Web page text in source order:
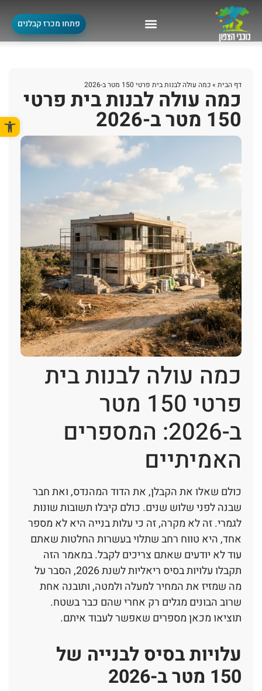
פתח
פתחו מכרז קבלנים
דף הבית »כמה עולה לבנות בית פרטי 150 מטר ב-2026
כמה עולה לבנות בית פרטי
150 מטר ב-2026
כמה עולה לבנות בית
פרטי 150 מטר
ב-2026: המספרים
האמיתיים
כולם שאלו את הקבלן, את הדוד המהנדס, ואת חבר
שבנה לפני שלוש שנים. כולם קיבלו תשובות שונות
לגמרי. זה לא מקרה, זה כי עלות בנייה היא לא מספר
אחד, היא טווח רחב שתלוי בעשרות החלטות שאתם
עוד לא יודעים שאתם צריכים לקבל. במאמר הזה
תקבלו עלויות בסיס ריאליות לשנת 2026, הסבר על
מה שמזיז את המחיר למעלה ולמטה, ותובנה אחת
שרוב הבונים מגלים רק אחרי שהם כבר בשטח.
תוציאו מכאן מספרים שאפשר לעבוד איתם.
עלויות בסיס לבנייה של
150 מטר ב-2026